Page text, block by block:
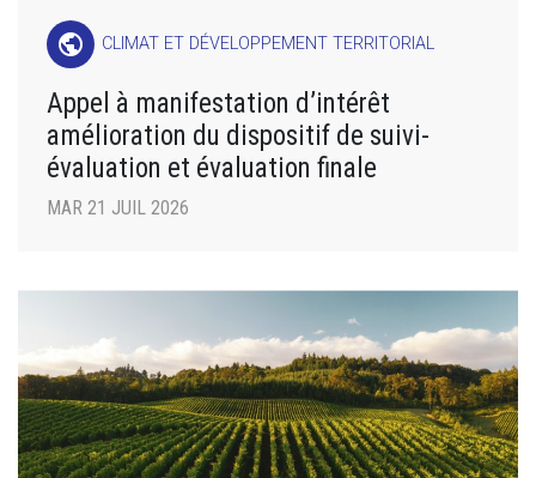
public CLIMAT ET DÉVELOPPEMENT TERRITORIAL
Appel à manifestation d’intérêt
amélioration du dispositif de suivi-
évaluation et évaluation finale
MAR 21 JUIL 2026